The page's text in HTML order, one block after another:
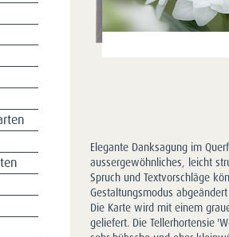
Elegante Danksagung im
aussergewöhnliches, leicht
Spruch und Textvorschläge
Gestaltungsmodus
Die Karte wird mit einem
geliefert. Die Tellerhortensie